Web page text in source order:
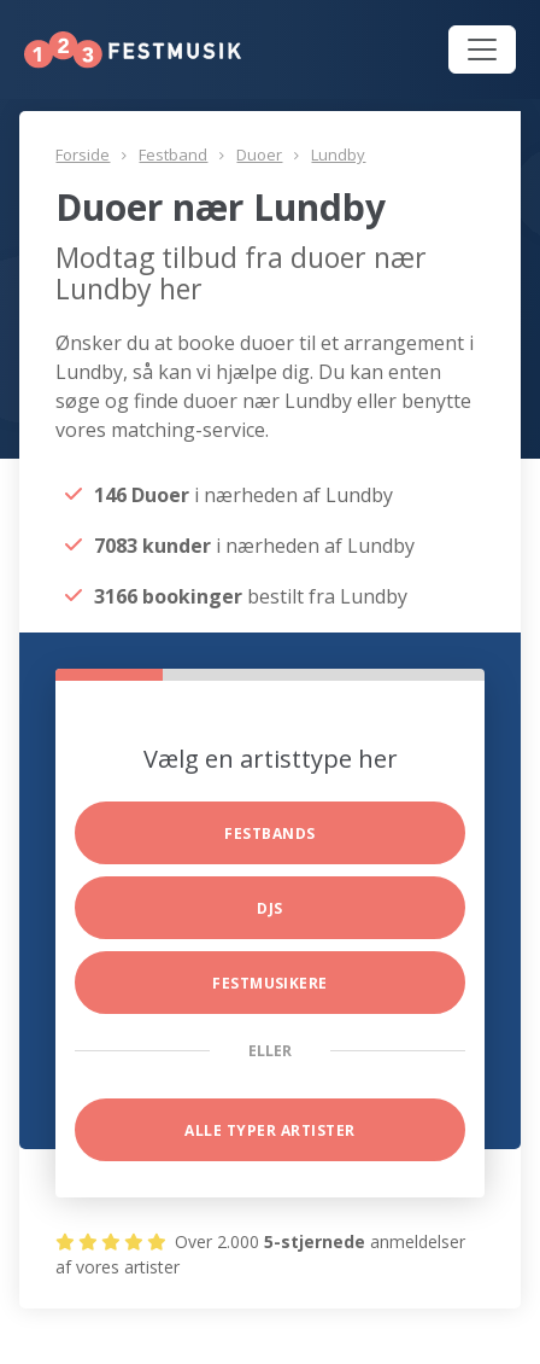
Forside Festband Duoer Lundby
Duoer nær Lundby
Modtag tilbud fra duoer nær
Lundby her
Ønsker du at booke duoer til et arrangement i
Lundby, så kan vi hjælpe dig. Du kan enten
søge og finde duoer nær Lundby eller benytte
vores matching-service.
146 Duoer i nærheden af Lundby
7083 kunder i nærheden af Lundby
3166 bookinger bestilt fra Lundby
Vælg en artisttype her
FESTBANDS
DJS
FESTMUSIKERE
ELLER
ALLE TYPER ARTISTER
Over 2.0005-stjernede anmeldelser
af vores artister